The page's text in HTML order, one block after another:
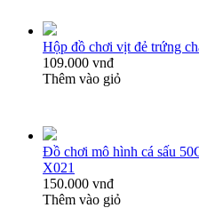
Hộp đồ chơi vịt đẻ trứng
109.000 vnđ
Thêm vào giỏ
Đồ chơi mô hình cá sấu
X021
150.000 vnđ
Thêm vào giỏ